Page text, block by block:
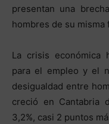
presentan una
hombres de su misma
La crisis económica
para el empleo y el
desigualdad entre
creció en Cantabria
3,2%, casi 2 puntos